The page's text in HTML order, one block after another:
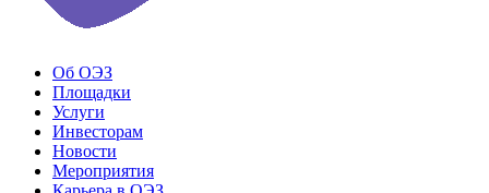
Об ОЭЗ
Площадки
Услуги
Инвесторам
Новости
Мероприятия